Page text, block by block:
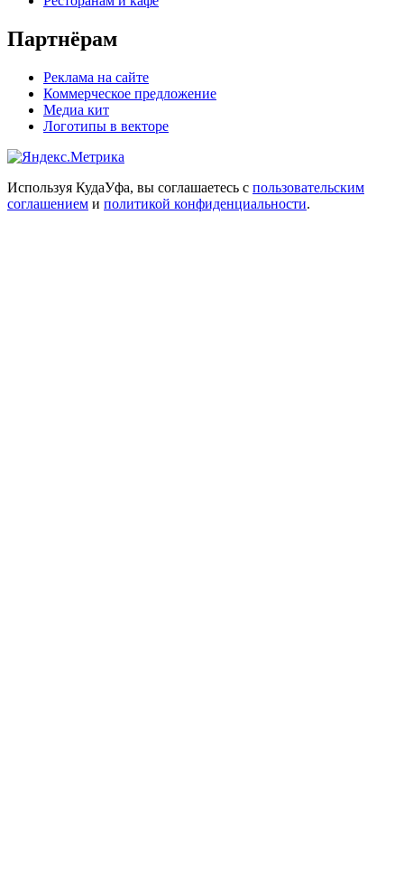
Партнёрам
Реклама на сайте
Коммерческое предложение
Медиа кит
Логотипы в векторе
Используя КудаУфа, вы соглашаетесь с пользовательским
соглашением и политикой конфиденциальности.